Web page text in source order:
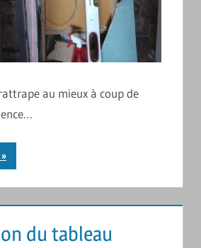
au mieux à coup de
du tableau